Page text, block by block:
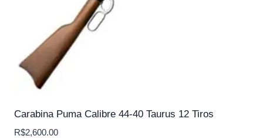
Carabina Puma Calibre 44-40 Taurus 12 Tiros
R$2,600.00